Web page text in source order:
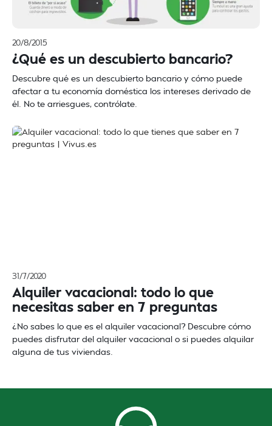
20/8/2015
¿Qué es un descubierto bancario?
Descubre qué es un descubierto bancario y cómo puede
afectar a tu economía doméstica los intereses derivado de
él. No te arriesgues, contrólate.
31/7/2020
Alquiler vacacional: todo lo que
necesitas saber en 7 preguntas
¿No sabes lo que es el alquiler vacacional? Descubre cómo
puedes disfrutar del alquiler vacacional o si puedes alquilar
alguna de tus viviendas.